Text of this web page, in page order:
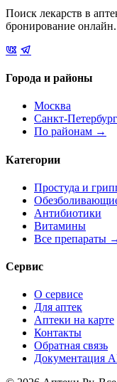
Поиск лекарств в
бронирование онлайн.
Города и районы
Москва
Санкт-Петербург
По районам →
Категории
Простуда и
Антибиотики
Витамины
Все препараты
Сервис
О сервисе
Для аптек
Аптеки на карте
Контакты
Обратная связь
Документация